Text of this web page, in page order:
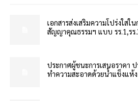
เอกสารส่งเสริมความโปร่งใสใ
สัญญาคุณธรรมฯ แบบ รร.1,รร.2
ประกาศผู้ชนะการเสนอราคา
ทำความสะอาดด้วยน้ำแข็งแห้ง